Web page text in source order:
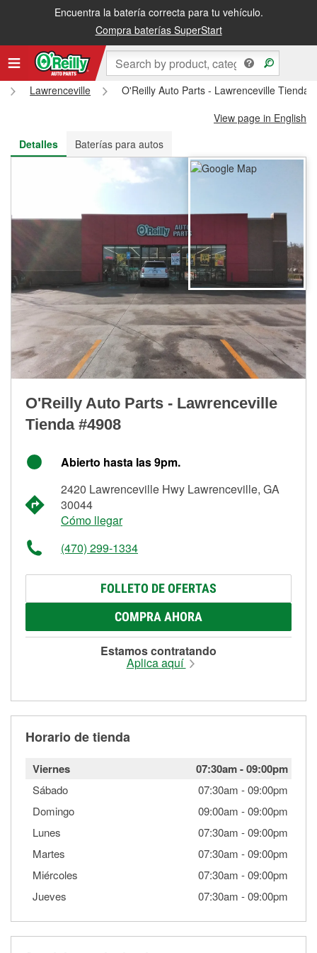
Encuentra la batería correcta para tu vehículo.
Compra baterías SuperStart
Recibe tu orden gratis al día siguiente o recógela en la tienda
Lawrenceville
O'Reilly Auto Parts - Lawrenceville Tienda
View page in English
Detalles
Baterías para autos
O'Reilly Auto Parts - Lawrenceville
Tienda #4908
Abierto hasta las 9pm.
2420 Lawrenceville Hwy Lawrenceville, GA
30044
Cómo llegar
(470) 299-1334
FOLLETO DE OFERTAS
COMPRA AHORA
Estamos contratando
Aplica aquí
Horario de tienda
Viernes 07:30am-09:00pm
Sábado 07:30am -09:00pm
Domingo
09:00am -09:00pm
Lunes
07:30am -09:00pm
Martes
07:30am -09:00pm
Miércoles
07:30am -09:00pm
Jueves
07:30am -09:00pm